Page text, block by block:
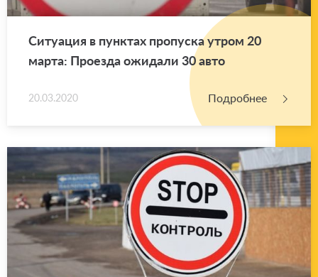
Си­ту­а­ция в пунк­тах про­пус­ка утром 20
марта: Про­ез­да ожи­да­ли 30 авто
20.03.2020 Подробнее